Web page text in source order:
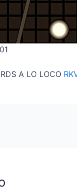
A LO LOCO